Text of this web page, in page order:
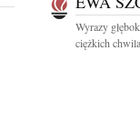
Wyrazy
ciężkich